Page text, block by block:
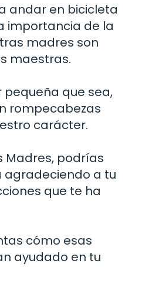
andar en bicicleta
importancia de la
madres son
maestras.
que sea,
rompecabezas
carácter.
Madres, podrías
agradeciendo a tu
que te ha
cómo esas
ayudado en tu